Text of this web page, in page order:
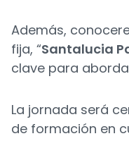
Además,
fija, “Santalucia
clave para
La jornada será
de formación en